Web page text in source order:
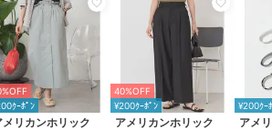
、雨が染み込むことがありますのでご注意く
ー）】
す』をスローガンに2004年に誕生した日本
ル着用画像は、光の当たり具合で色味が違っ
す。※お使いのモニター
ｸｰﾎﾟﾝ
メリカンホリック
40%OFF
¥200ｸｰﾎﾟﾝ
アメリカンホリック
¥200ｸｰ
アメ